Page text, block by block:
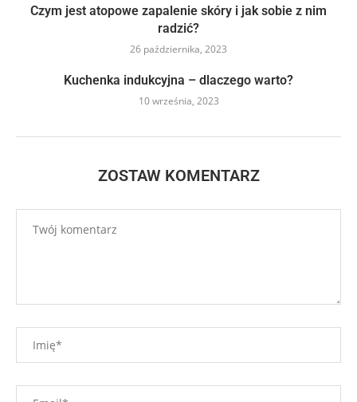
Czym jest atopowe zapalenie skóry i jak sobie z nim
radzić?
26 października, 2023
Kuchenka indukcyjna – dlaczego warto?
10 września, 2023
ZOSTAW KOMENTARZ